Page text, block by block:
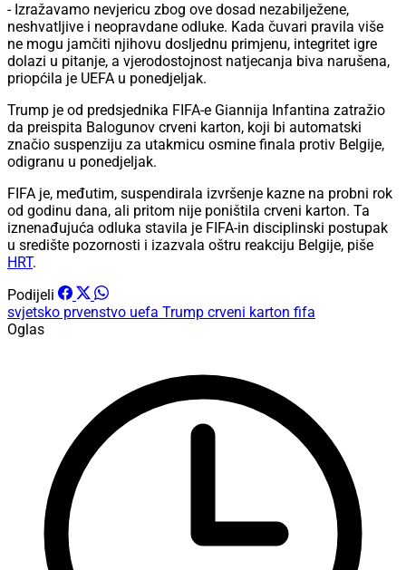
- Izražavamo nevjericu zbog ove dosad nezabilježene,
neshvatljive i neopravdane odluke. Kada čuvari pravila više
ne mogu jamčiti njihovu dosljednu primjenu, integritet igre
dolazi u pitanje, a vjerodostojnost natjecanja biva narušena,
priopćila je UEFA u ponedjeljak.
Trump je od predsjednika FIFA-e Giannija Infantina zatražio
da preispita Balogunov crveni karton, koji bi automatski
značio suspenziju za utakmicu osmine finala protiv Belgije,
odigranu u ponedjeljak.
FIFA je, međutim, suspendirala izvršenje kazne na probni rok
od godinu dana, ali pritom nije poništila crveni karton. Ta
iznenađujuća odluka stavila je FIFA-in disciplinski postupak
u središte pozornosti i izazvala oštru reakciju Belgije, piše
HRT.
Podijeli
svjetsko prvenstvo uefa Trump crveni karton fifa
Oglas